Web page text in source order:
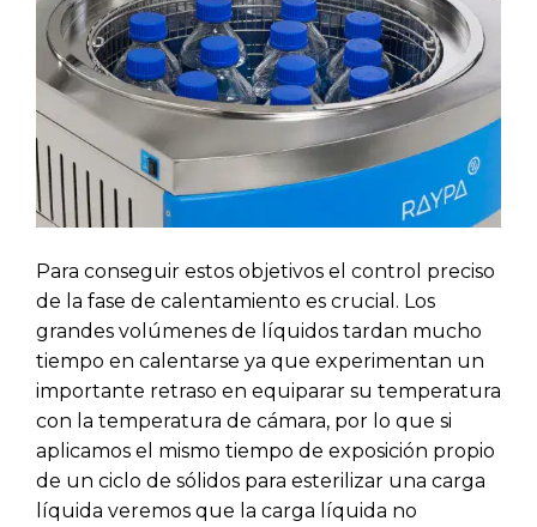
Para conseguir estos objetivos el control preciso
de la fase de calentamiento es crucial. Los
grandes volúmenes de líquidos tardan mucho
tiempo en calentarse ya que experimentan un
importante retraso en equiparar su temperatura
con la temperatura de cámara, por lo que si
aplicamos el mismo tiempo de exposición propio
de un ciclo de sólidos para esterilizar una carga
líquida veremos que la carga líquida no